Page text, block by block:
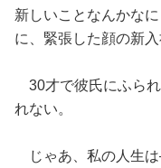
新しいことなんかな
に、緊張した顔の新
30才で彼氏にふられ
れない。
じゃあ、私の人生